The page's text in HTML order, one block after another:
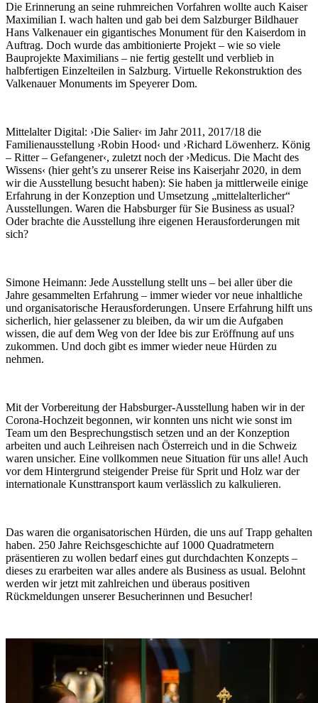
Die Erinnerung an seine ruhmreichen Vorfahren wollte auch Kaiser
Maximilian I. wach halten und gab bei dem Salzburger Bildhauer
Hans Valkenauer ein gigantisches Monument für den Kaiserdom in
Auftrag. Doch wurde das ambitionierte Projekt – wie so viele
Bauprojekte Maximilians – nie fertig gestellt und verblieb in
halbfertigen Einzelteilen in Salzburg. Virtuelle Rekonstruktion des
Valkenauer Monuments im Speyerer Dom.
Mittelalter Digital: ›Die Salier‹ im Jahr 2011, 2017/18 die
Familienausstellung ›Robin Hood‹ und ›Richard Löwenherz. König
– Ritter – Gefangener‹, zuletzt noch der ›Medicus. Die Macht des
Wissens‹ (hier geht’s zu unserer Reise ins Kaiserjahr 2020, in dem
wir die Ausstellung besucht haben): Sie haben ja mittlerweile einige
Erfahrung in der Konzeption und Umsetzung „mittelalterlicher“
Ausstellungen. Waren die Habsburger für Sie Business as usual?
Oder brachte die Ausstellung ihre eigenen Herausforderungen mit
sich?
Simone Heimann: Jede Ausstellung stellt uns – bei aller über die
Jahre gesammelten Erfahrung – immer wieder vor neue inhaltliche
und organisatorische Herausforderungen. Unsere Erfahrung hilft uns
sicherlich, hier gelassener zu bleiben, da wir um die Aufgaben
wissen, die auf dem Weg von der Idee bis zur Eröffnung auf uns
zukommen. Und doch gibt es immer wieder neue Hürden zu
nehmen.
Mit der Vorbereitung der Habsburger-Ausstellung haben wir in der
Corona-Hochzeit begonnen, wir konnten uns nicht wie sonst im
Team um den Besprechungstisch setzen und an der Konzeption
arbeiten und auch Leihreisen nach Österreich und in die Schweiz
waren unsicher. Eine vollkommen neue Situation für uns alle! Auch
vor dem Hintergrund steigender Preise für Sprit und Holz war der
internationale Kunsttransport kaum verlässlich zu kalkulieren.
Das waren die organisatorischen Hürden, die uns auf Trapp gehalten
haben. 250 Jahre Reichsgeschichte auf 1000 Quadratmetern
präsentieren zu wollen bedarf eines gut durchdachten Konzepts –
dieses zu erarbeiten war alles andere als Business as usual. Belohnt
werden wir jetzt mit zahlreichen und überaus positiven
Rückmeldungen unserer Besucherinnen und Besucher!